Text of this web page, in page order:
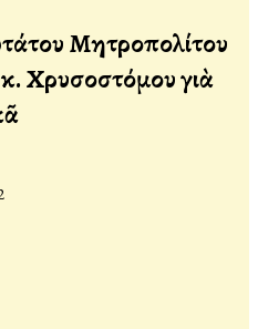
Μητροπολίτου
κ. Χρυσοστόμου γιὰ